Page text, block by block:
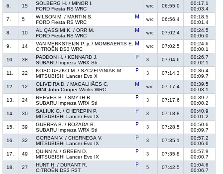
6.
15
SOLBERG H. / MINOR I.
FORD Fiesta RS WRC
wrc 06:55.0
00:17.1
00:03.4
7.
5
WILSON M. / MARTIN S.
FORD Fiesta RS WRC
wrc 06:56.4
00:18.5
00:01.4
8.
10
AL QASSIMI K. / ORR M.
FORD Fiesta RS WRC
wrc 07:02.4
00:24.5
00:06.0
9.
14
VAN MERKSTEIJN P. jr. / MOMBAERTS E.
CITROËN DS3 WRC
wrc 07:02.5
00:24.6
00:00.1
10.
38
PADDON H. / KENNARD J.
SUBARU Impreza WRX Sti
3 07:04.6
00:26.7
00:02.1
11.
22
KOSCIUSZKO M. / SZCZEPANIAK M.
MITSUBISHI Lancer Evo X
3 07:14.3
00:36.4
00:09.7
12.
12
OLIVEIRA D. / MAGALHÃES C.
MINI John Cooper Works WRC
wrc 07:17.4
00:39.5
00:03.1
13.
24
REEVES B. / SMYTH R.
SUBARU Impreza WRX Sti
3 07:17.6
00:39.7
00:00.2
14.
30
SALIUK O. / CHEREPIN P.
MITSUBISHI Lancer Evo IX
3 07:18.8
00:40.9
00:01.2
15.
39
GUERRA B. / ROZADA B.
SUBARU Impreza WRX Sti
3 07:28.5
00:50.6
00:09.7
16.
32
GORBAN V. / CHERNEGA V.
MITSUBISHI Lancer Evo IX
3 07:35.1
00:57.2
00:06.6
17.
49
QUINN N. / GREEN D.
MITSUBISHI Lancer Evo IX
3 07:35.8
00:57.9
00:00.7
18.
27
HUNT H. / DURANT R.
CITROËN DS3 R3T
5 07:42.5
01:04.6
00:06.7